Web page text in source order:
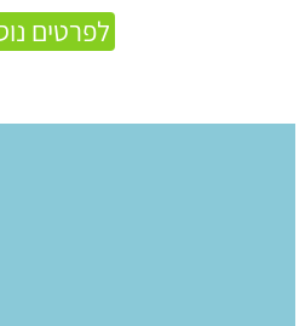
לפרטים